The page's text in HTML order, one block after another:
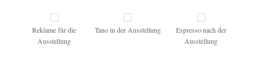
Reklame für die
Ausstellung
Tano in der Ausstellung
Espresso nach der
Ausstellung